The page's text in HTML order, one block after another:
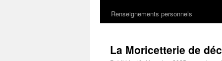
Renseignements personnels
La Moricetterie de